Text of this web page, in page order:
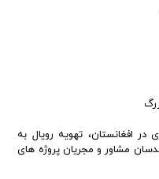
افغانستان، تهویه رویال به
مشاور و مجریان پروژه های